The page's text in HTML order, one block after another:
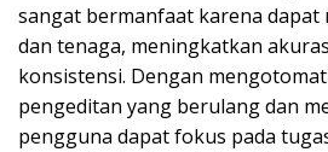
sangat bermanfaat karena dapat
dan tenaga, meningkatkan
konsistensi. Dengan
pengeditan yang berulang dan
pengguna dapat fokus pada